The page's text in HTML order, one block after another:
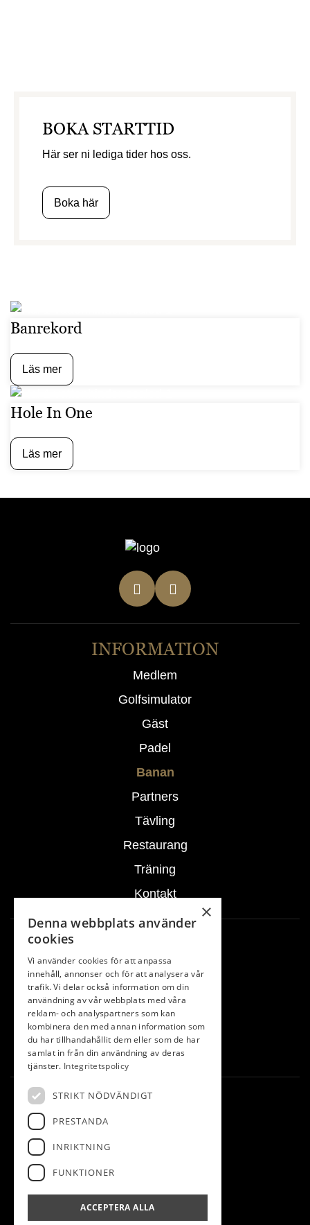
BOKA STARTTID
Här ser ni lediga tider hos oss.
Boka här
Banrekord
Läs mer
Hole In One
Läs mer
INFORMATION
Medlem
Golfsimulator
Gäst
Padel
Banan
Partners
Tävling
Restaurang
Träning
Kontakt
Mån-tor: 08-17
(telefon: 08:30-16:30)
Fre-sön: 08-15
(telefon: 08:30-14:30)
KONTAKT
Lidköpings golfklubb
0510-54 61 44
×
Denna webbplats använder
cookies
Vi använder cookies för att anpassa
innehåll, annonser och för att analysera vår
trafik. Vi delar också information om din
användning av vår webbplats med våra
reklam- och analyspartners som kan
kombinera den med annan information som
du har tillhandahållit dem eller som de har
samlat in från din användning av deras
tjänster. Integritetspolicy
STRIKT NÖDVÄNDIGT
PRESTANDA
INRIKTNING
FUNKTIONER
ACCEPTERA ALLA